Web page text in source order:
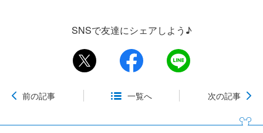
SNSで友達にシェアしよう♪
前の記事 一覧へ 次の記事